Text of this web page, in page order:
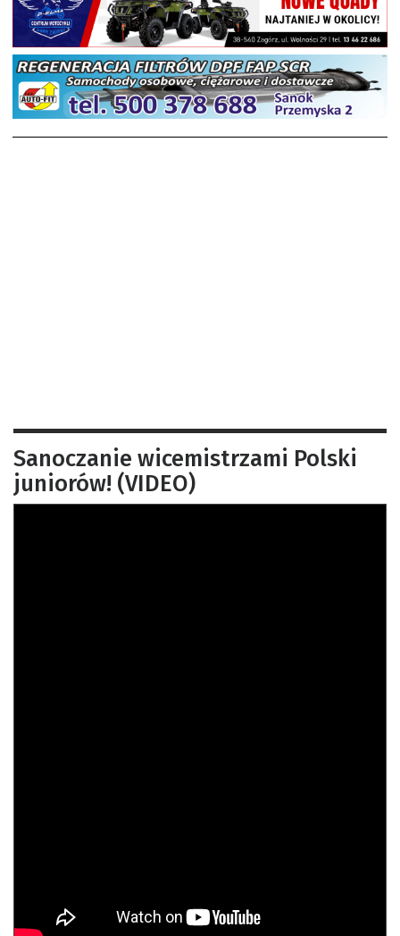
Sanoczanie wicemistrzami Polski
juniorów! (VIDEO)